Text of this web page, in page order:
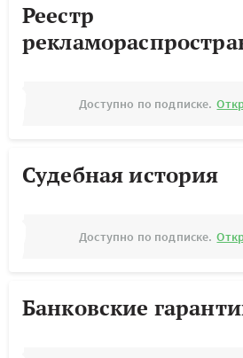
Реестр
Доступно по подписке.
Судебная история
Доступно по подписке.
Банковские